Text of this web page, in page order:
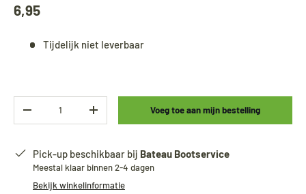
6,95
Tijdelijk niet leverbaar
-
+ Voeg toe aan mijn bestelling
Pick-up beschikbaar bij Bateau Bootservice
Meestal klaar binnen 2-4 dagen
Bekijk winkelinformatie